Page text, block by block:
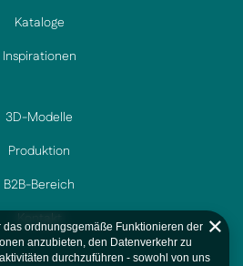
Kataloge
Inspirationen
3D-Modelle
Produktion
B2B-Bereich
Kontakt
ordnungsgemäße Funktionieren der
anzubieten, den Datenverkehr zu
durchzuführen - sowohl von uns